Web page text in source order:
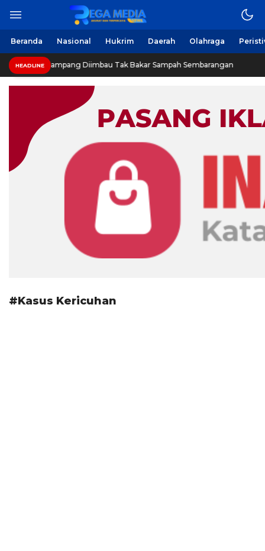
Regamedianews.com
Berita Harian Online
Beranda Nasional Hukrim Daerah Olahraga
HEADLINE
Warga Sampang Diimbau Tak Bakar Sampah Sembarangan
#Kasus Kericuhan